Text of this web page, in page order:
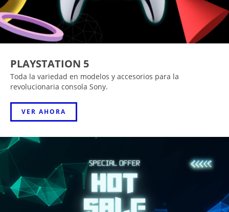
PLAYSTATION 5
Toda la variedad en modelos y accesorios para la
revolucionaria consola Sony.
VER AHORA